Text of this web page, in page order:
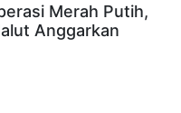
Merah Putih,
Anggarkan